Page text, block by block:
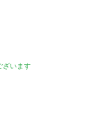
ざいます